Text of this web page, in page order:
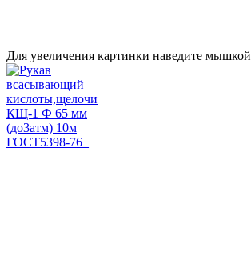
Для увеличения картинки наведите мышкой